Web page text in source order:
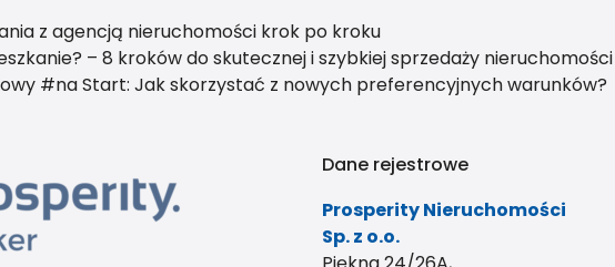
z agencją nieruchomości krok po kroku
– 8 kroków do skutecznej i szybkiej sprzedaży nieruchomości
#na Start: Jak skorzystać z nowych preferencyjnych warunków?
Dane rejestrowe
Prosperity Nieruchomości
Sp. z o.o.